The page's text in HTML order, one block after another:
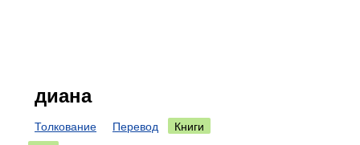
диана
Толкование Перевод
Книги